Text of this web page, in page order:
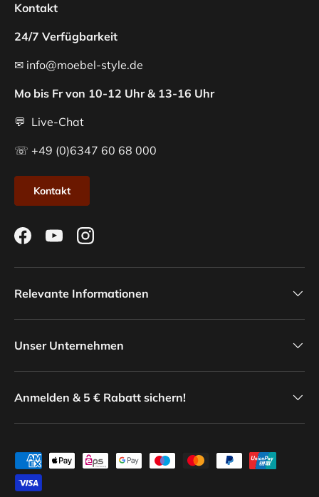
Kontakt
24/7 Verfügbarkeit
✉ info@moebel-style.de
Mo bis Fr von 10-12 Uhr & 13-16 Uhr
💬 Live-Chat
☏ +49 (0)6347 60 68 000
Kontakt
FacebookYouTubeInstagram
Relevante Informationen
Unser Unternehmen
Anmelden & 5 € Rabatt sichern!
Zahlungsmethoden